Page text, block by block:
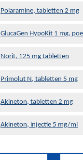
Polaramine, tabletten 2 mg
GlucaGen HypoKit 1 mg,
Norit, 125 mg tabletten
Primolut N, tabletten 5 mg
Akineton, tabletten 2 mg
Akineton, injectie 5 mg/ml